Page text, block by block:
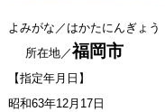
よみがな／はかたにんぎょ
所在地／福岡市
【指定年月日】
昭和63年12月17日